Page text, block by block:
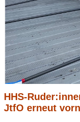
HHS-
JtfO erneut